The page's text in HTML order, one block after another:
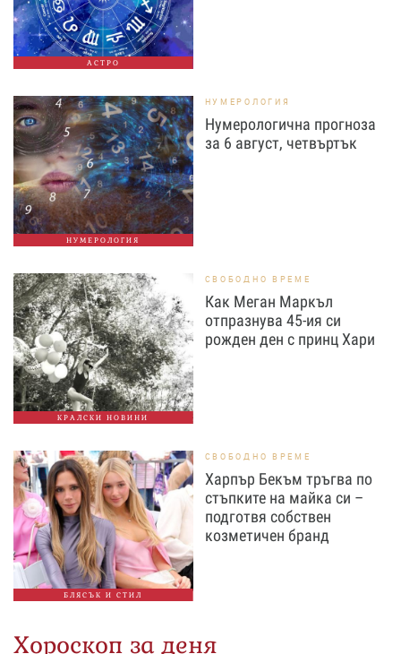
АСТРО
НУМЕРОЛОГИЯ
НУМЕРОЛОГИЯ
Нумерологична прогноза
за 6 август, четвъртък
КРАЛСКИ НОВИНИ
СВОБОДНО ВРЕМЕ
Как Меган Маркъл
отпразнува 45-ия си
рожден ден с принц Хари
БЛЯСЪК И СТИЛ
СВОБОДНО ВРЕМЕ
Харпър Бекъм тръгва по
стъпките на майка си –
подготвя собствен
козметичен бранд
Хороскоп за деня